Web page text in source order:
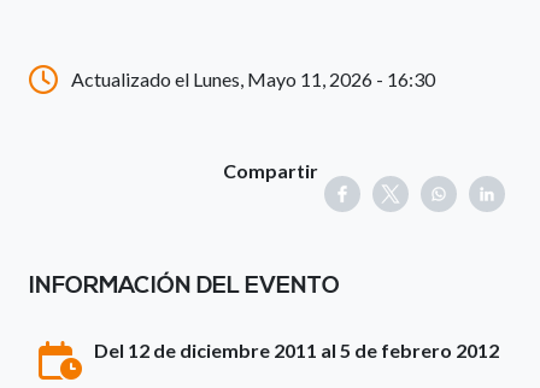
Actualizado el Lunes, Mayo 11, 2026 - 16:30
Compartir
INFORMACIÓN DEL EVENTO
Del 12 de diciembre 2011 al 5 de febrero 2012